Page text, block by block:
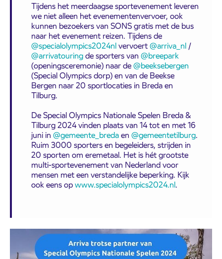
Tijdens het meerdaagse sportevenement leveren
we niet alleen het evenementenvervoer, ook
kunnen bezoekers van SONS gratis met de bus
naar het evenement reizen. Tijdens de
@specialolympics2024nlvervoert@arriva_nl/
@arrivatouringde sporters van @breepark
(openingsceremonie) naar de@beeksebergen
(Special Olympics dorp) en van de Beekse
Bergen naar 20 sportlocaties in Breda en
Tilburg.
De Special Olympics Nationale Spelen Breda &
Tilburg 2024 vinden plaats van 14 tot en met 16
juni in @gemeente_bredaen @gemeentetilburg.
Ruim 3000 sporters en begeleiders, strijden in
20 sporten om eremetaal. Het is hét grootste
multi-sportevenement van Nederland voor
mensen met een verstandelijke beperking. Kijk
ook eens opwww.specialolympics2024.nl.